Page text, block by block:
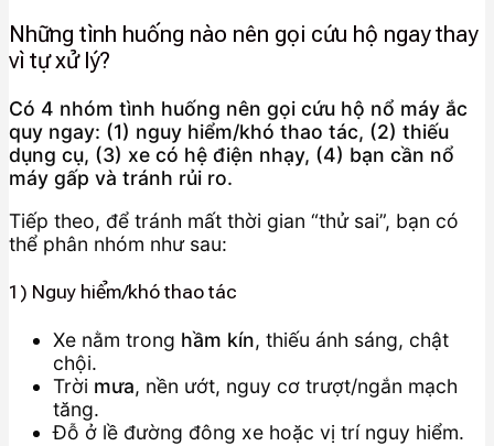
Những tình huống nào nên gọi cứu hộ ngay thay
vì tự xử lý?
Có 4 nhóm tình huống nên gọi cứu hộ nổ máy ắc
quy ngay: (1) nguy hiểm/khó thao tác, (2) thiếu
dụng cụ, (3) xe có hệ điện nhạy, (4) bạn cần nổ
máy gấp và tránh rủi ro.
Tiếp theo, để tránh mất thời gian “thử sai”, bạn có
thể phân nhóm như sau:
1) Nguy hiểm/khó thao tác
Xe nằm trong hầm kín, thiếu ánh sáng, chật
chội.
Trời mưa, nền ướt, nguy cơ trượt/ngắn mạch
tăng.
Đỗ ở lề đường đông xe hoặc vị trí nguy hiểm.